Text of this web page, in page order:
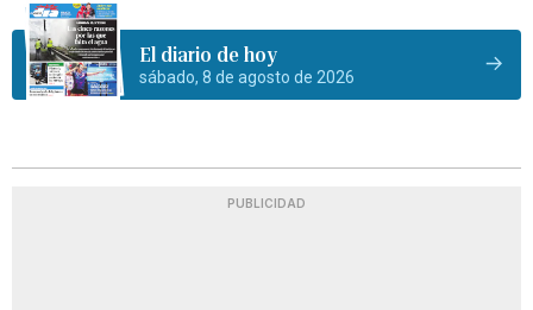
El diario de hoy
sábado, 8 de agosto de 2026
PUBLICIDAD